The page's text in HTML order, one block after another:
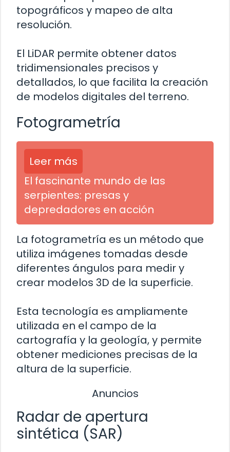
topográficos y mapeo de alta
resolución.
El LiDAR permite obtener datos
tridimensionales precisos y
detallados, lo que facilita la creación
de modelos digitales del terreno.
Fotogrametría
Leer más
El fascinante mundo de las
serpientes: presas y
depredadores en acción
La fotogrametría es un método que
utiliza imágenes tomadas desde
diferentes ángulos para medir y
crear modelos 3D de la superficie.
Esta tecnología es ampliamente
utilizada en el campo de la
cartografía y la geología, y permite
obtener mediciones precisas de la
altura de la superficie.
Anuncios
Radar de apertura
sintética (SAR)